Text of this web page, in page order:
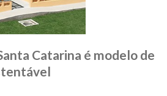
Catarina é modelo de